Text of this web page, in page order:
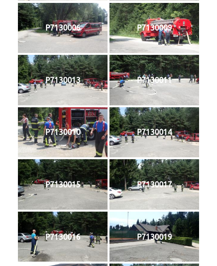
P7130006 P7130009
P7130013 P7130011
P7130010 P7130014
P7130015 P7130017
P7130016 P7130019